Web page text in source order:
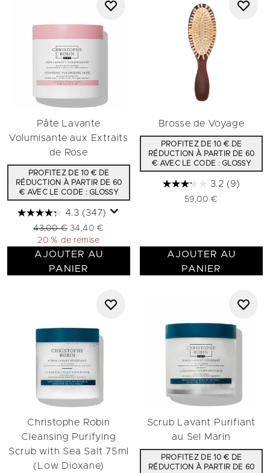
Pâte Lavante
Volumisante aux Extraits
de Rose
PROFITEZ DE 10 € DE
RÉDUCTION À PARTIR DE 60
€ AVEC LE CODE : GLOSSY
4.3 (347)
Prix de vente :
43,00 € Prix ​​actuel :
34,40 €
20 % de remise
AJOUTER AU
PANIER
Brosse de Voyage
PROFITEZ DE 10 € DE
RÉDUCTION À PARTIR DE 60
€ AVEC LE CODE : GLOSSY
3.2 (9)
59,00 €
AJOUTER AU
PANIER
Christophe Robin
Cleansing Purifying
Scrub with Sea Salt 75ml
(Low Dioxane)
Scrub Lavant Purifiant
au Sel Marin
PROFITEZ DE 10 € DE
RÉDUCTION À PARTIR DE 60